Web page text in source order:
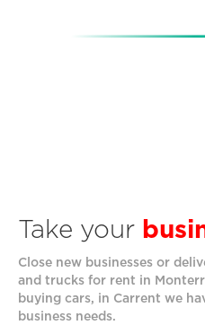
Take your
Close new businesses or
and trucks for rent in
buying cars, in Carrent we
business needs.